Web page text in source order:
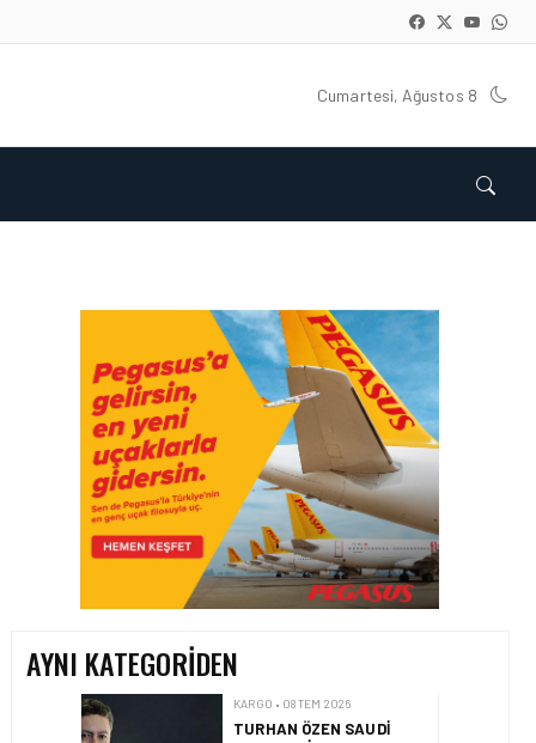
Cumartesi, Ağustos 8
AYNI KATEGORIDEN
KARGO • 26 TEM 2026
HONG KONG VE ÇIN’DEN
AVRUPA’YA HAVA
KARGODA SERT DÜŞÜŞ
KARGO • 08 TEM 2026
TURHAN ÖZEN SAUDI
CARGO CHIEF
COMMERCIAL OFFICER
OLDU
FLYDUBAI’DEN SABIHA
GÖKÇEN’E GÜNLÜK